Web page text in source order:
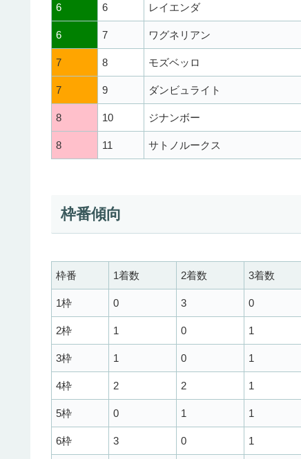
6 6 レイエンダ
6 7 ワグネリアン
7 8 モズベッロ
7 9 ダンビュライト
8 10 ジナンボー
8 11 サトノルークス
枠番傾向
枠番 1着数 2着数 3着数
1枠 0 3 0
2枠 1 0 1
3枠 1 0 1
4枠 2 2 1
5枠 0 1 1
6枠 3 0 1